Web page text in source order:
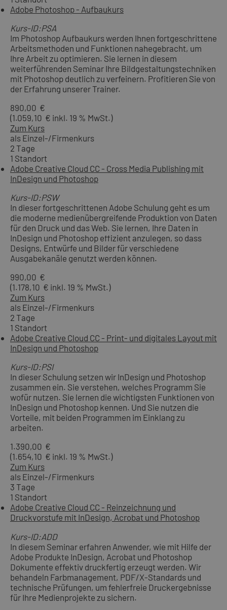
Adobe Photoshop - Aufbaukurs
Kurs-ID:PSA
Im Photoshop Aufbaukurs werden Ihnen fortgeschrittene
Arbeitsmethoden und Funktionen nahegebracht, um
Ihre Arbeit zu optimieren. Sie lernen in diesem
weiterführenden Seminar Ihre Bildgestaltungstechniken
mit Photoshop deutlich zu verfeinern. Profitieren Sie von
der Erfahrung unserer Trainer.
890,00 €
(1.059,10 € inkl. 19 % MwSt.)
Zum Kurs
als Einzel-/Firmenkurs
2 Tage
1 Standort
Adobe Creative Cloud CC - Cross Media Publishing mit
InDesign und Photoshop
Kurs-ID:PSW
In dieser fortgeschrittenen Adobe Schulung geht es um
die moderne medienübergreifende Produktion von Daten
für den Druck und das Web. Sie lernen, Ihre Daten in
InDesign und Photoshop effizient anzulegen, so dass
Designs, Entwürfe und Bilder für verschiedene
Ausgabekanäle genutzt werden können.
990,00 €
(1.178,10 € inkl. 19 % MwSt.)
Zum Kurs
als Einzel-/Firmenkurs
2 Tage
1 Standort
Adobe Creative Cloud CC - Print- und digitales Layout mit
InDesign und Photoshop
Kurs-ID:PSI
In dieser Schulung setzen wir InDesign und Photoshop
zusammen ein. Sie verstehen, welches Programm Sie
wofür nutzen. Sie lernen die wichtigsten Funktionen von
InDesign und Photoshop kennen. Und Sie nutzen die
Vorteile, mit beiden Programmen im Einklang zu
arbeiten.
1.390,00 €
(1.654,10 € inkl. 19 % MwSt.)
Zum Kurs
als Einzel-/Firmenkurs
3 Tage
1 Standort
Adobe Creative Cloud CC - Reinzeichnung und
Druckvorstufe mit InDesign, Acrobat und Photoshop
Kurs-ID:ADD
In diesem Seminar erfahren Anwender, wie mit Hilfe der
Adobe Produkte InDesign, Acrobat und Photoshop
Dokumente effektiv druckfertig erzeugt werden. Wir
behandeln Farbmanagement, PDF/X-Standards und
technische Prüfungen, um fehlerfreie Druckergebnisse
für Ihre Medienprojekte zu sichern.